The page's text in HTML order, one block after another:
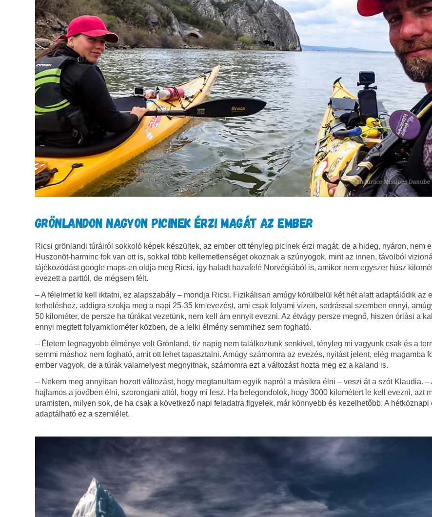
GRÖNLANDON NAGYON PICINEK ÉRZI MAGÁT AZ EMBER
Ricsi grönlandi túráiról sokkoló képek készültek, az ember ott tényleg picinek érzi magát, de a hideg, nyáron, nem
Huszonöt-harminc fok van ott is, sokkal több kellemetlenséget okoznak a szúnyogok, mint az innen, távolból
tájékozódást google maps-en oldja meg Ricsi, így haladt hazafelé Norvégiából is, amikor nem egyszer húsz
evezett a parttól, de mégsem félt.
– A félelmet ki kell iktatni, ez alapszabály – mondja Ricsi. Fizikálisan amúgy körülbelül két hét alatt adaptálódik az
terheléshez, addigra szokja meg a napi 25-35 km evezést, ami csak folyami vízen, sodrással szemben ennyi,
50 kilométer, de persze ha túrákat vezetünk, nem kell ám ennyit evezni. Az étvágy persze megnő, hiszen óriási a
ennyi megtett folyamkilométer közben, de a lelki élmény semmihez sem fogható.
– Életem legnagyobb élménye volt Grönland, tíz napig nem találkoztunk senkivel, tényleg mi vagyunk csak és a
semmi máshoz nem fogható, amit ott lehet tapasztalni. Amúgy számomra az evezés, nyitást jelent, elég magamba
ember vagyok, de a túrák valamelyest megnyitnak, számomra ezt a változást hozta meg ez a kaland is.
– Nekem meg annyiban hozott változást, hogy megtanultam egyik napról a másikra élni – veszi át a szót Klaudia. –
hajlamos a jövőben élni, szorongani attól, hogy mi lesz. Ha belegondolok, hogy 3000 kilométert le kell evezni, azt
uramisten, milyen sok, de ha csak a következő napi feladatra figyelek, már könnyebb és kezelhetőbb. A hétköznapi
adaptálható ez a szemlélet.